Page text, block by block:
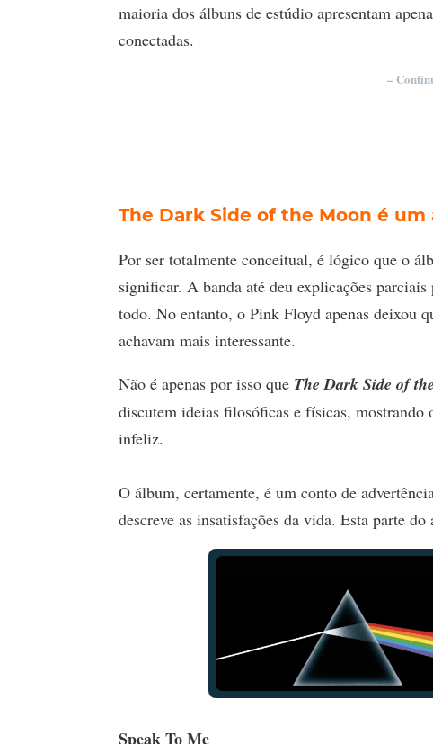
maioria dos álbuns de estúdio apresentam
conectadas.
–
The Dark Side of the Moon é
Por ser totalmente conceitual, é lógico que o
significar. A banda até deu explicações
todo. No entanto, o Pink Floyd apenas deixou
achavam mais interessante.
Não é apenas por isso que The Dark Side of
discutem ideias filosóficas e físicas, mostrando
infeliz.
O álbum, certamente, é um conto de
descreve as insatisfações da vida. Esta parte
Speak To Me